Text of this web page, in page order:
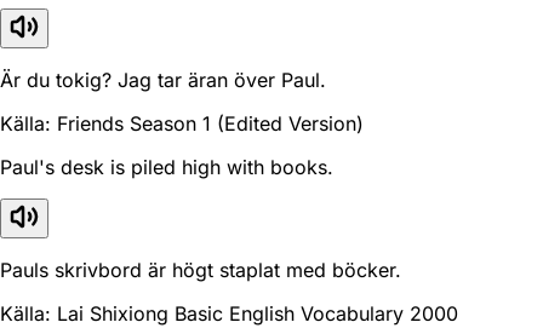
Är du tokig? Jag tar äran över Paul.
Källa: Friends Season 1 (Edited Version)
Paul's desk is piled high with books.
Pauls skrivbord är högt staplat med böcker.
Källa: Lai Shixiong Basic English Vocabulary 2000